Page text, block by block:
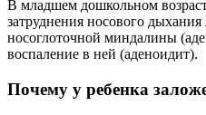
В младшем дошкольном
затруднения носового дыхания
носоглоточной миндалины
воспаление в ней (аденоидит).
Почему у ребенка